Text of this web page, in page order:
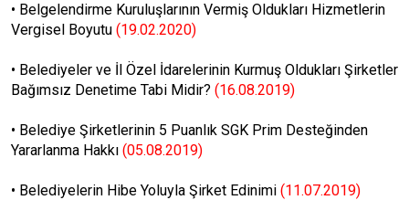
• Belgelendirme Kuruluşlarının Vermiş Oldukları Hizmetlerin
Vergisel Boyutu (19.02.2020)
• Belediyeler ve İl Özel İdarelerinin Kurmuş Oldukları Şirketler
Bağımsız Denetime Tabi Midir? (16.08.2019)
• Belediye Şirketlerinin 5 Puanlık SGK Prim Desteğinden
Yararlanma Hakkı (05.08.2019)
• Belediyelerin Hibe Yoluyla Şirket Edinimi (11.07.2019)